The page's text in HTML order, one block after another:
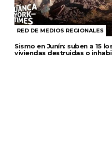
RED DE MEDIOS REGIONALES
Sismo en Junín: suben a 15
viviendas destruidas o